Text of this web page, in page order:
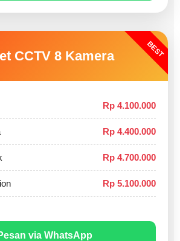
BEST
CCTV 8 Kamera
Rp 4.100.000
Rp 4.400.000
Rp 4.700.000
Rp 5.100.000
via WhatsApp